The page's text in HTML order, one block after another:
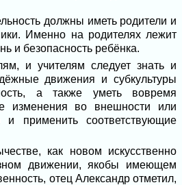
должны иметь родители и
Именно на родителях лежит
и безопасность ребёнка.
и учителям следует знать и
движения и субкультуры
а также уметь вовремя
изменения во внешности или
и применить соответствующие
как новом искусственно
движении, якобы имеющем
отец Александр отметил,